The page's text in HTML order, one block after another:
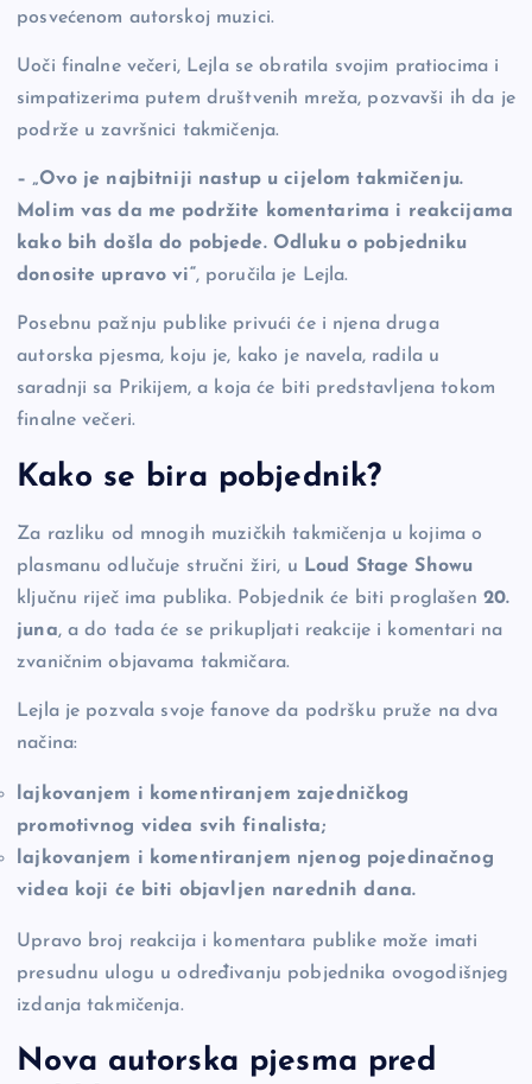
posvećenom autorskoj muzici.
Uoči finalne večeri, Lejla se obratila svojim pratiocima i
simpatizerima putem društvenih mreža, pozvavši ih da je
podrže u završnici takmičenja.
– „Ovo je najbitniji nastup u cijelom takmičenju.
Molim vas da me podržite komentarima i reakcijama
kako bih došla do pobjede. Odluku o pobjedniku
donosite upravo vi“, poručila je Lejla.
Posebnu pažnju publike privući će i njena druga
autorska pjesma, koju je, kako je navela, radila u
saradnji sa Prikijem, a koja će biti predstavljena tokom
finalne večeri.
Kako se bira pobjednik?
Za razliku od mnogih muzičkih takmičenja u kojima o
plasmanu odlučuje stručni žiri, u
Loud Stage Showu
ključnu riječ ima publika. Pobjednik će biti proglašen 20.
juna, a do tada će se prikupljati reakcije i komentari na
zvaničnim objavama takmičara.
Lejla je pozvala svoje fanove da podršku pruže na dva
načina:
lajkovanjem i komentiranjem zajedničkog
promotivnog videa svih finalista;
lajkovanjem i komentiranjem njenog pojedinačnog
videa koji će biti objavljen narednih dana.
Upravo broj reakcija i komentara publike može imati
presudnu ulogu u određivanju pobjednika ovogodišnjeg
izdanja takmičenja.
Nova autorska pjesma pred